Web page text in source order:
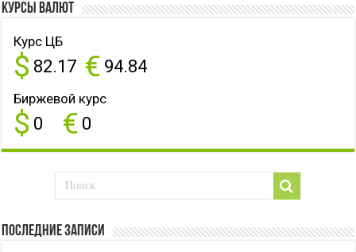
Курсы валют
Курс ЦБ
$ 82.17 € 94.84
Биржевой курс
$ 0 € 0
Последние записи